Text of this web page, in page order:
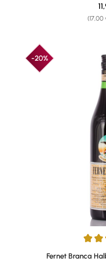
(17,00
-20%
Durchschnittliche
Fernet Branca